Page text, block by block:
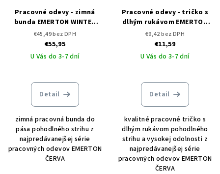
Pracovné odevy - zimná
bunda EMERTON WINTER
PILOT ČERVA
€45,49 bez DPH
€55,95
U Vás do 3-7 dní
Detail
zimná pracovná bunda do
pása pohodlného strihu z
najpredávanejšej série
pracovných odevov EMERTON
ČERVA
Pracovné odevy - tričko s
dlhým rukávom EMERTON
ČERVA - DOPREDAJ
€9,42 bez DPH
€11,59
U Vás do 3-7 dní
Detail
kvalitné pracovné tričko s
dlhým rukávom pohodlného
strihu a vysokej odolnosti z
najpredávanejšej série
pracovných odevov EMERTON
ČERVA